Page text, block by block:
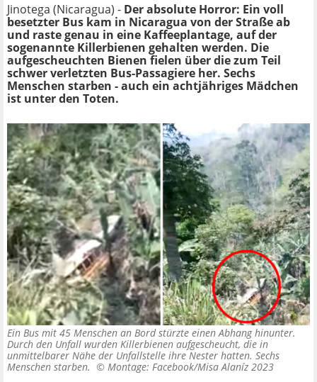
Jinotega (Nicaragua) - Der absolute Horror: Ein voll
besetzter Bus kam in Nicaragua von der Straße ab
und raste genau in eine Kaffeeplantage, auf der
sogenannte Killerbienen gehalten werden. Die
aufgescheuchten Bienen fielen über die zum Teil
schwer verletzten Bus-Passagiere her. Sechs
Menschen starben - auch ein achtjähriges Mädchen
ist unter den Toten.
Ein Bus mit 45 Menschen an Bord stürzte einen Abhang hinunter.
Durch den Unfall wurden Killerbienen aufgescheucht, die in
unmittelbarer Nähe der Unfallstelle ihre Nester hatten. Sechs
Menschen starben. © Montage: Facebook/Misa Alaníz 2023